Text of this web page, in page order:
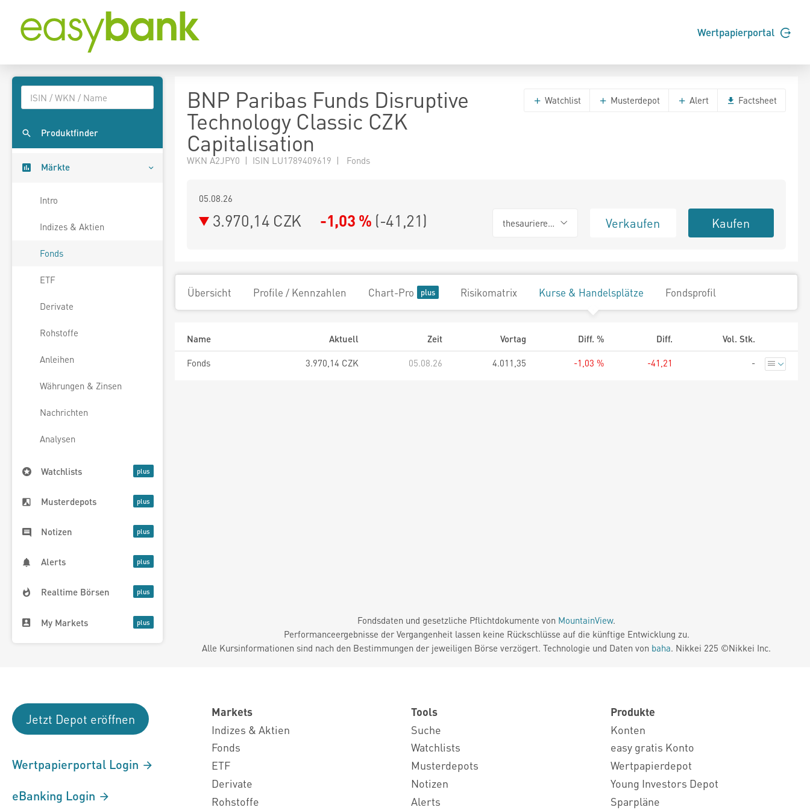
Wertpapierportal
Produktfinder
Märkte
Intro
Indizes & Aktien
Fonds
ETF
Derivate
Rohstoffe
Anleihen
Währungen & Zinsen
Nachrichten
Analysen
Watchlists
Musterdepots
Notizen
Alerts
Realtime Börsen
My Markets
BNP Paribas Funds Disruptive
Technology Classic CZK
Capitalisation
WKN A2JPY0 | ISIN LU1789409619 | Fonds
Watchlist Musterdepot Alert Factsheet
05.08.26
3.970,14 CZK -1,03 % (-41,21) thesaurierend Verkaufen Kaufen
Übersicht Profile / Kennzahlen Chart-Pro Risikomatrix Kurse & Handelsplätze Fondsprofil
Name Aktuell Zeit Vortag Diff. % Diff.
Vol. Stk.
Fonds
3.970,14 CZK 05.08.26 4.011,35 -1,03 % -41,21 -
Fondsdaten und gesetzliche Pflichtdokumente von MountainView.
Performanceergebnisse der Vergangenheit lassen keine Rückschlüsse auf die künftige Entwicklung zu.
Alle Kursinformationen sind nach den Bestimmungen der jeweiligen Börse verzögert. Technologie und Daten von baha. Nikkei 225 ©Nikkei Inc.
Jetzt Depot eröffnen
Wertpapierportal Login
eBanking Login
Markets
Indizes & Aktien
Fonds
ETF
Derivate
Rohstoffe
Tools
Suche
Watchlists
Musterdepots
Notizen
Alerts
Produkte
Konten
easy gratis Konto
Wertpapierdepot
Young Investors Depot
Sparpläne